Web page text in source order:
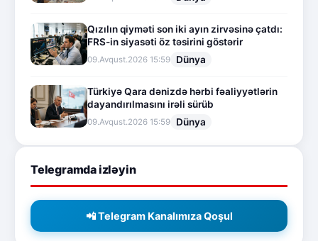
Qızılın qiyməti son iki ayın zirvəsinə çatdı:
FRS-in siyasəti öz təsirini göstərir
09.Avqust.2026 15:59 Dünya
Türkiyə Qara dənizdə hərbi fəaliyyətlərin
dayandırılmasını irəli sürüb
09.Avqust.2026 15:59 Dünya
Telegramda izləyin
📲 Telegram Kanalımıza Qoşul